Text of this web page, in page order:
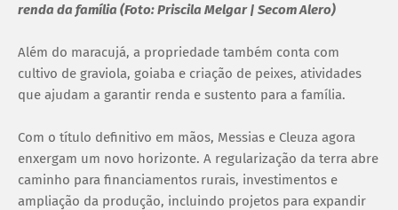
renda da família (Foto: Priscila Melgar | Secom Alero)
Além do maracujá, a propriedade também conta com
cultivo de graviola, goiaba e criação de peixes, atividades
que ajudam a garantir renda e sustento para a família.
Com o título definitivo em mãos, Messias e Cleuza agora
enxergam um novo horizonte. A regularização da terra abre
caminho para financiamentos rurais, investimentos e
ampliação da produção, incluindo projetos para expandir